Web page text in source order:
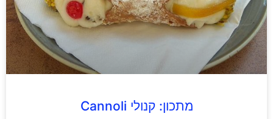
מתכון: קנולי Cannoli